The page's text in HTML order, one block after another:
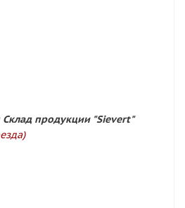
Склад продукции "Sievert"